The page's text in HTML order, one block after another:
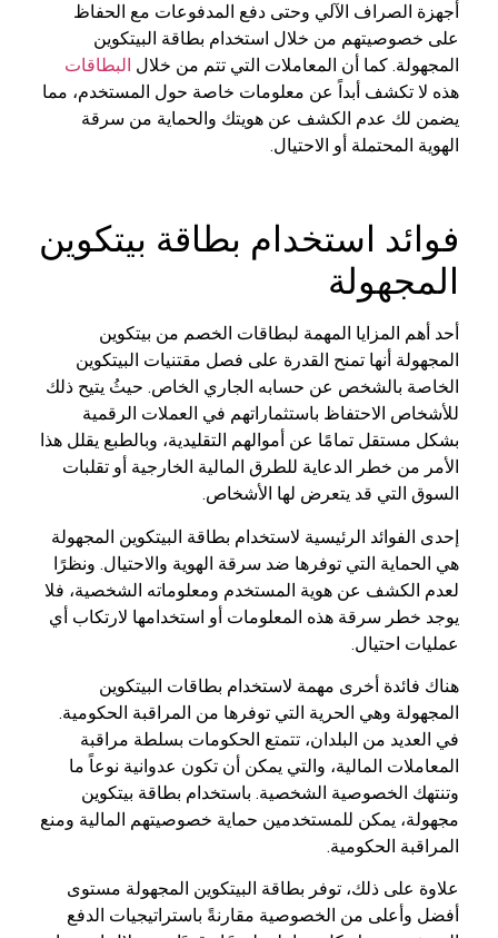
أجهزة الصراف الآلي وحتى دفع المدفوعات مع الحفاظ
على خصوصيتهم من خلال استخدام بطاقة البيتكوين
المجهولة. كما أن المعاملات التي تتم من خلال البطاقات
هذه لا تكشف أبداً عن معلومات خاصة حول المستخدم، مما
يضمن لك عدم الكشف عن هويتك والحماية من سرقة
الهوية المحتملة أو الاحتيال.
فوائد استخدام بطاقة بيتكوين
المجهولة
أحد أهم المزايا المهمة لبطاقات الخصم من بيتكوين
المجهولة أنها تمنح القدرة على فصل مقتنيات البيتكوين
الخاصة بالشخص عن حسابه الجاري الخاص. حيثُ يتيح ذلك
للأشخاص الاحتفاظ باستثماراتهم في العملات الرقمية
بشكل مستقل تمامًا عن أموالهم التقليدية، وبالطبع يقلل هذا
الأمر من خطر الدعاية للطرق المالية الخارجية أو تقلبات
السوق التي قد يتعرض لها الأشخاص.
إحدى الفوائد الرئيسية لاستخدام بطاقة البيتكوين المجهولة
هي الحماية التي توفرها ضد سرقة الهوية والاحتيال. ونظرًا
لعدم الكشف عن هوية المستخدم ومعلوماته الشخصية، فلا
يوجد خطر سرقة هذه المعلومات أو استخدامها لارتكاب أي
عمليات احتيال.
هناك فائدة أخرى مهمة لاستخدام بطاقات البيتكوين
المجهولة وهي الحرية التي توفرها من المراقبة الحكومية.
في العديد من البلدان، تتمتع الحكومات بسلطة مراقبة
المعاملات المالية، والتي يمكن أن تكون عدوانية نوعاً ما
وتنتهك الخصوصية الشخصية. باستخدام بطاقة بيتكوين
مجهولة، يمكن للمستخدمين حماية خصوصيتهم المالية ومنع
المراقبة الحكومية.
علاوة على ذلك، توفر بطاقة البيتكوين المجهولة مستوى
أفضل وأعلى من الخصوصية مقارنةً باستراتيجيات الدفع